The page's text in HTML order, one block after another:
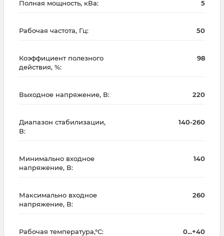
Полная мощность, кВа: 5
Рабочая частота, Гц: 50
Коэффициент полезного
действия, %:
98
Выходное напряжение, В: 220
Диапазон стабилизации,
В:
140-260
Минимально входное
напряжение, В:
140
Максимально входное
напряжение, В:
260
Рабочая температура,°С: 0...+40